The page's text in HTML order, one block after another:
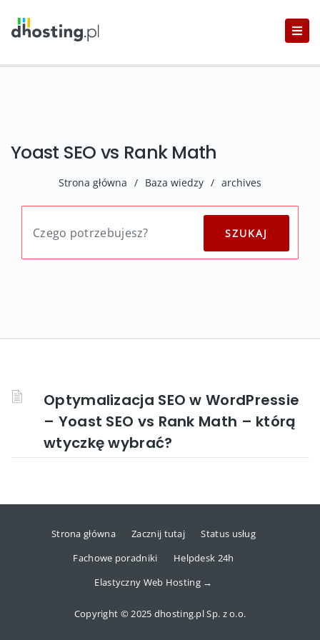
Yoast SEO vs Rank Math
Strona główna / Baza wiedzy / archives
Optymalizacja SEO w WordPressie
– Yoast SEO vs Rank Math – którą
wtyczkę wybrać?
Strona główna Zacznij tutaj
Status usług
Fachowe poradniki
Helpdesk 24h
Elastyczny Web Hosting →
Copyright © 2025 dhosting.pl Sp. z o.o.